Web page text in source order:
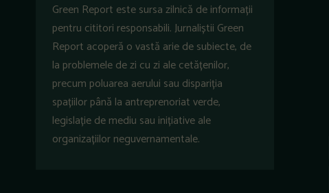
Green Report este sursa zilnică de informații
pentru cititori responsabili. Jurnaliștii Green
Report acoperă o vastă arie de subiecte, de
la problemele de zi cu zi ale cetățenilor,
precum poluarea aerului sau dispariția
spațiilor până la antreprenoriat verde,
legislație de mediu sau inițiative ale
organizațiilor neguvernamentale.